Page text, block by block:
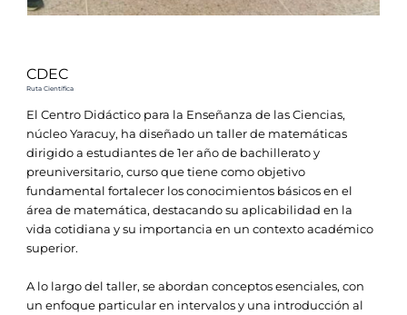
CDEC
Ruta Científica
El Centro Didáctico para la Enseñanza de las Ciencias,
núcleo Yaracuy, ha diseñado un taller de matemáticas
dirigido a estudiantes de 1er año de bachillerato y
preuniversitario, curso que tiene como objetivo
fundamental fortalecer los conocimientos básicos en el
área de matemática, destacando su aplicabilidad en la
vida cotidiana y su importancia en un contexto académico
superior.
A lo largo del taller, se abordan conceptos esenciales, con
un enfoque particular en intervalos y una introducción al